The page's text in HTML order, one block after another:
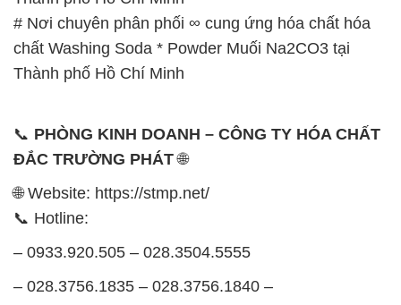
📞PHÒNG KINH DOANH – CÔNG TY HÓA CHẤT
ĐẮC TRƯỜNG PHÁT🌐
🌐 Website: https://stmp.net/
– 0933.920.505 – 028.3504.5555
028.3756.1841- 028.3756.1842
0902.765.866
📧 Email: hoachat@dactruongphat.vn